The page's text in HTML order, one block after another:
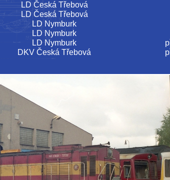
LD Česká Třebová
LD Česká Třebová
LD Nymburk
LD Nymburk
LD Nymburk
DKV Česká Třebová